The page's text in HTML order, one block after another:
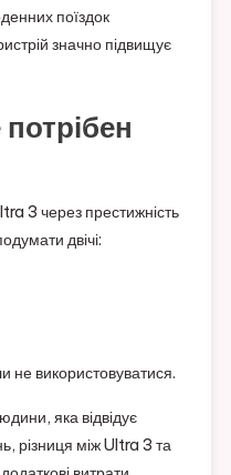
поїздок
значно підвищує
3 через престижність
двічі:
не використовуватися.
яка відвідує
різниця між Ultra 3 та